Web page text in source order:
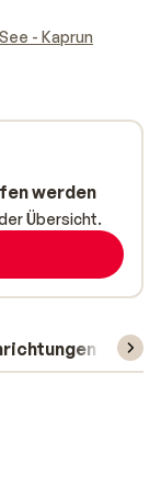
- Kaprun
werden
Übersicht.